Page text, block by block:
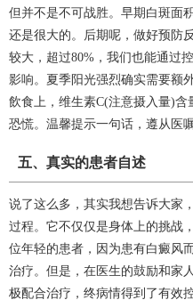
但并不是不可战胜。早期白斑面
还是很大的。后期呢，做好预防
较大，超过80%，我们也能通过
影响。夏季阳光强烈确实需要额
飲食上，维生素C(注意摄入量)
恐慌。温馨提示一句话，遵从医
五、真实的患者自述
说了这么多，其实我想告诉大家
过程。它不仅仅是身体上的挑战
位年轻的患者，因为患有白癜风
治疗。但是，在医生的鼓励和家
极配合治疗，终病情得到了有效